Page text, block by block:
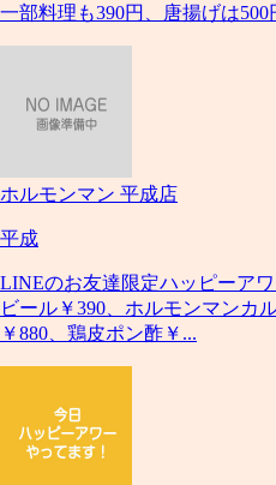
一部料理も390円、唐揚げは500
ホルモンマン 平成店
平成
LINEのお友達限定ハッピーア
ビール￥390、ホルモンマンカ
￥880、鶏皮ポン酢￥...